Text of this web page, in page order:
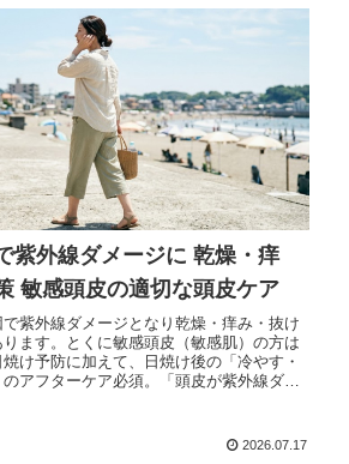
紫外線ダメージに 乾燥・痒
敏感頭皮の適切な頭皮ケア
紫外線ダメージとなり乾燥・痒み・抜け
ます。とくに敏感頭皮（敏感肌）の方は
け予防に加えて、日焼け後の「冷やす・
アフターケア必須。「頭皮が紫外線ダメ
敏感頭皮の方に注意して欲しいポイント」
2026.07.17